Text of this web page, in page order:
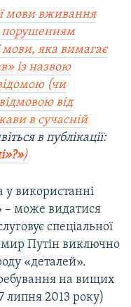
мови вживання
порушенням
мови, яка вимагає
із назвою
(чи
від
в сучасній
в публікації:
)
у використанні
– може видатися
спеціальної
Путін виключно
«деталей».
на вищих
липня 2013 року)